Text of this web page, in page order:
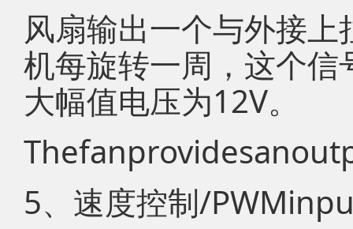
风扇输出一个与外接
机每旋转一周，这个
大幅值电压为12V。
5、速度控制/